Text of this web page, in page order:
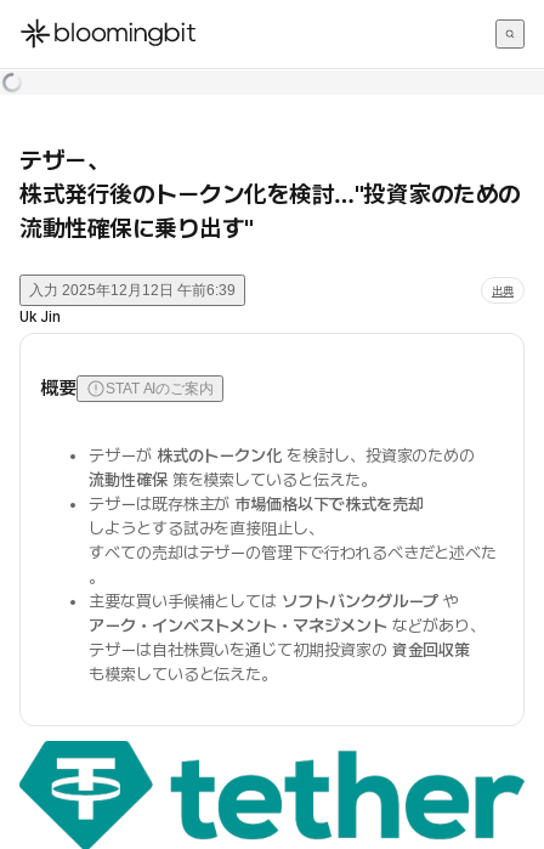
한국어
テザー、
株式発行後のトークン化を検討…"投資家のための
流動性確保に乗り出す"
入力 2025年12月12日 午前6:39 出典
Uk Jin
概要 STAT AIのご案内
テザーが 株式のトークン化 を検討し、投資家のための
流動性確保策を模索していると伝えた。
テザーは既存株主が 市場価格以下で株式を売却
しようとする試みを直接阻止し、
すべての売却はテザーの管理下で行われるべきだと述べた
。
主要な買い手候補としては ソフトバンクグループ や
アーク・インベストメント・マネジメント などがあり、
テザーは自社株買いを通じて初期投資家の 資金回収策
も模索していると伝えた。